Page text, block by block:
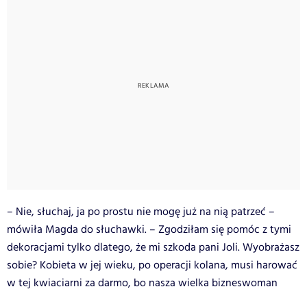
– Nie, słuchaj, ja po prostu nie mogę już na nią patrzeć –
mówiła Magda do słuchawki. – Zgodziłam się pomóc z tymi
dekoracjami tylko dlatego, że mi szkoda pani Joli. Wyobrażasz
sobie? Kobieta w jej wieku, po operacji kolana, musi harować
w tej kwiaciarni za darmo, bo nasza wielka bizneswoman